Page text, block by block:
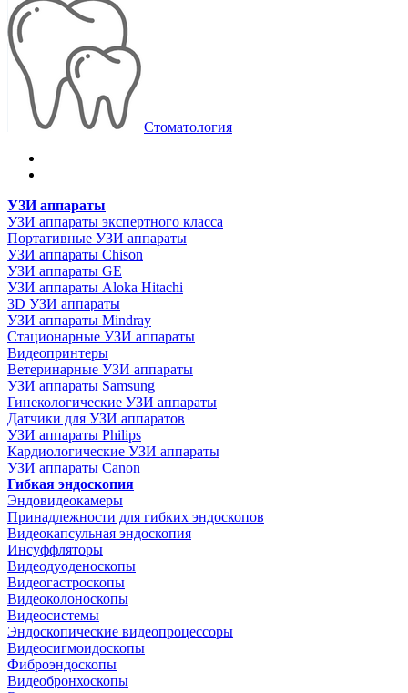
Стоматология
УЗИ аппараты
УЗИ аппараты экспертного класса
Портативные УЗИ аппараты
УЗИ аппараты Chison
УЗИ аппараты GE
УЗИ аппараты Aloka Hitachi
3D УЗИ аппараты
УЗИ аппараты Mindray
Стационарные УЗИ аппараты
Видеопринтеры
Ветеринарные УЗИ аппараты
УЗИ аппараты Samsung
Гинекологические УЗИ аппараты
Датчики для УЗИ аппаратов
УЗИ аппараты Philips
Кардиологические УЗИ аппараты
УЗИ аппараты Canon
Гибкая эндоскопия
Эндовидеокамеры
Принадлежности для гибких эндоскопов
Видеокапсульная эндоскопия
Инсуффляторы
Видеодуоденоскопы
Видеогастроскопы
Видеоколоноскопы
Видеосистемы
Эндоскопические видеопроцессоры
Видеосигмоидоскопы
Фиброэндоскопы
Видеобронхоскопы